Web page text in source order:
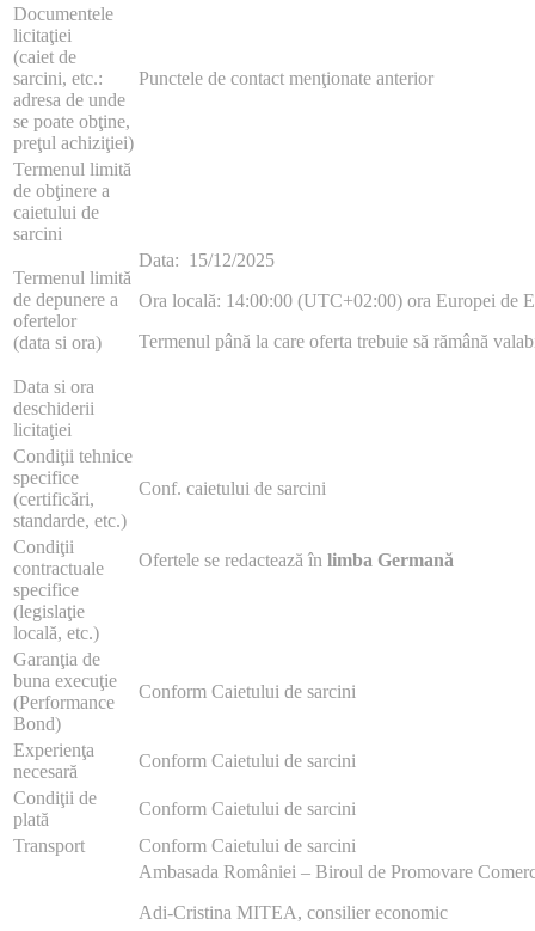
Documentele
licitaţiei
(caiet de
sarcini, etc.:
adresa de unde
se poate obţine,
preţul achiziţiei)
Punctele de contact menţionate anterior
Termenul limită
de obţinere a
caietului de
sarcini
Termenul limită
de depunere a
ofertelor
(data si ora)
Data: 15/12/2025
Ora locală: 14:00:00 (UTC+02:00) ora Europei de
Termenul până la care oferta trebuie să rămână
Data si ora
deschiderii
licitaţiei
Condiţii tehnice
specifice
(certificări,
standarde, etc.)
Conf. caietului de sarcini
Condiţii
contractuale
specifice
(legislaţie
locală, etc.)
Ofertele se redactează în limba Germană
Garanţia de
buna execuţie
(Performance
Bond)
Conform Caietului de sarcini
Experienţa
necesară
Conform Caietului de sarcini
Condiţii de
plată
Conform Caietului de sarcini
Transport
Conform Caietului de sarcini
Ambasada României – Biroul de Promovare
Adi-Cristina MITEA, consilier economic